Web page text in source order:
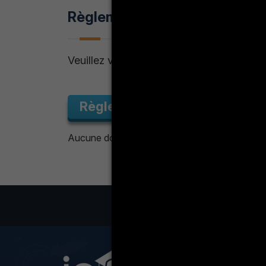
Règlement Intérieur
Veuillez visiter le lien suivant:
Règlement Intérieur
Aucune donnée